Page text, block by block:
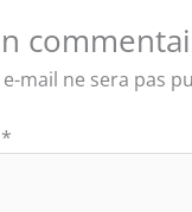
mail ne sera pas
*